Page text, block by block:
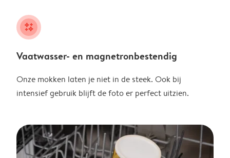
night
Vaatwasser- en magnetronbestendig
Onze mokken laten je niet in de steek. Ook bij
intensief gebruik blijft de foto er perfect uitzien.